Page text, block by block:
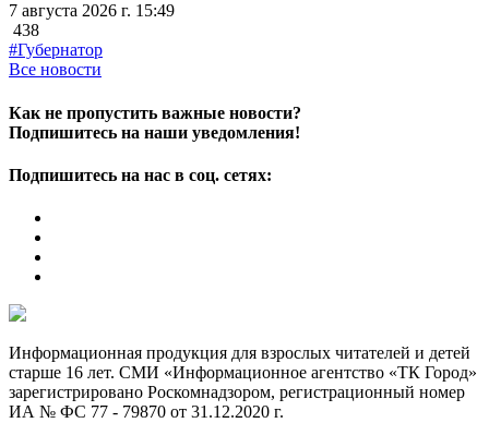
7 августа 2026 г. 15:49
438
#Губернатор
Все новости
Как не пропустить важные новости?
Подпишитесь на наши уведомления!
Подпишитесь на нас в соц. сетях:
Информационная продукция для взрослых читателей и детей
старше 16 лет. СМИ «Информационное агентство «ТК Город»
зарегистрировано Роскомнадзором, регистрационный номер
ИА № ФС 77 - 79870 от 31.12.2020 г.